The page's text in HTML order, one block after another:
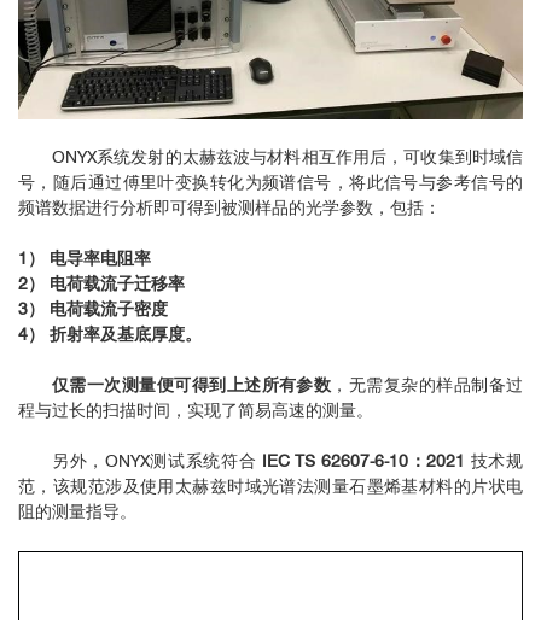
ONYX系统发射的太赫兹波与材料相互作用后，可收集到时域信
号，随后通过傅里叶变换转化为频谱信号，将此信号与参考信号的
频谱数据进行分析即可得到被测样品的光学参数，包括：
1） 电导率电阻率
2） 电荷载流子迁移率
3） 电荷载流子密度
4） 折射率及基底厚度。
仅需一次测量便可得到上述所有参数 ，无需复杂的样品制备过
程与过长的扫描时间，实现了简易高速的测量。
另外，ONYX测试系统符合 IEC TS 62607-6-10：2021 技术规
范，该规范涉及使用太赫兹时域光谱法测量石墨烯基材料的片状电
阻的测量指导。